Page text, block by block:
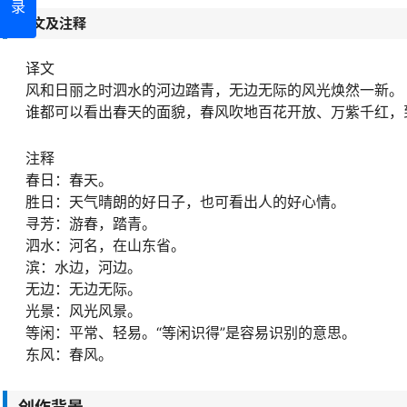
录
译文及注释
译文
风和日丽之时泗水的河边踏青，无边无际的风光焕然一新。
谁都可以看出春天的面貌，春风吹地百花开放、万紫千红，
注释
春日：春天。
胜日：天气晴朗的好日子，也可看出人的好心情。
寻芳：游春，踏青。
泗水：河名，在山东省。
滨：水边，河边。
无边：无边无际。
光景：风光风景。
等闲：平常、轻易。“等闲识得”是容易识别的意思。
东风：春风。